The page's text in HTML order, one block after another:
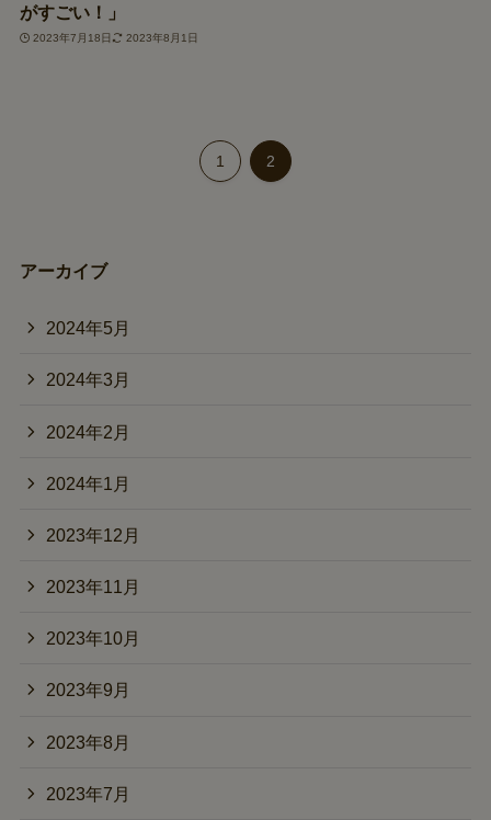
がすごい！」
2023年7月18日 2023年8月1日
1 2
アーカイブ
2024年5月
2024年3月
2024年2月
2024年1月
2023年12月
2023年11月
2023年10月
2023年9月
2023年8月
2023年7月